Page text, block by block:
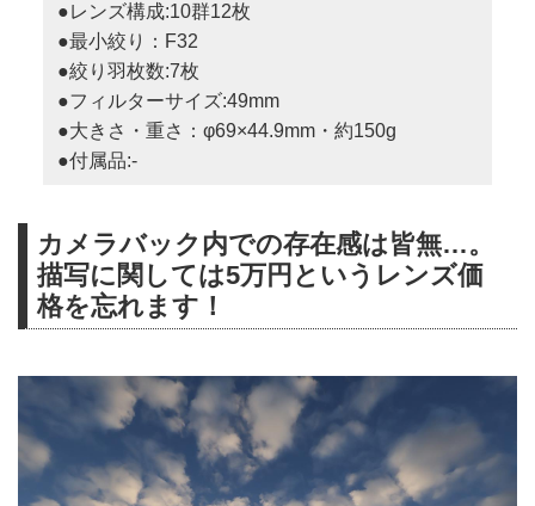
●レンズ構成:10群12枚
●最小絞り：F32
●絞り羽枚数:7枚
●フィルターサイズ:49mm
●大きさ・重さ：φ69×44.9mm・約150g
●付属品:-
カメラバック内での存在感は皆無…。
描写に関しては5万円というレンズ価
格を忘れます！